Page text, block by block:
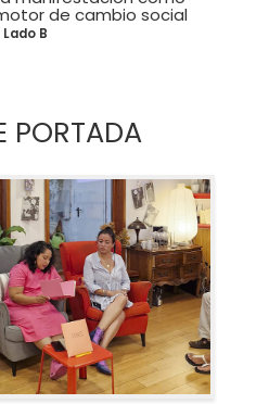
de cambio social
Lado B
PORTADA